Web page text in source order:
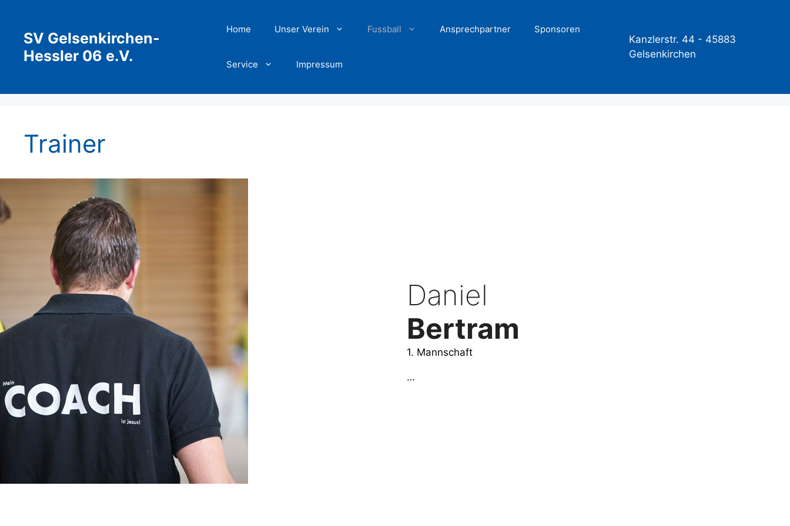
springenSV Gelsenkirchen-
Hessler 06 e.V.
Home Unser Verein Fussball Ansprechpartner Sponsoren
Service Impressum
Kanzlerstr. 44 - 45883
Gelsenkirchen
Trainer
Daniel
Bertram
1. Mannschaft
…